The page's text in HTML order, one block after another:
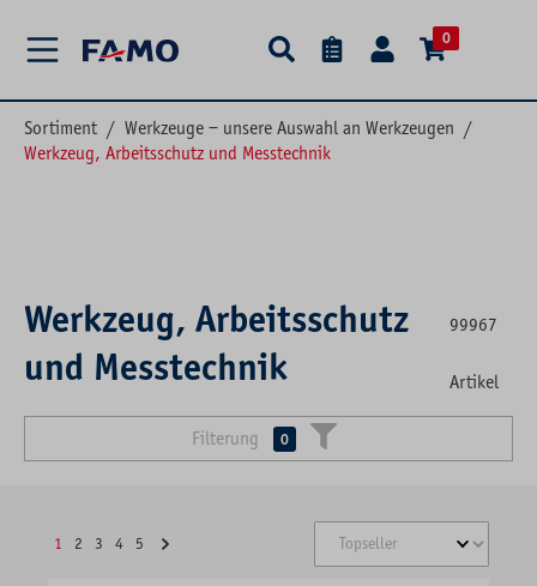
0
Sortiment / Werkzeuge – unsere Auswahl an Werkzeugen /
Werkzeug, Arbeitsschutz und Messtechnik
Werkzeug, Arbeitsschutz
und Messtechnik
99967
Artikel
Filterung 0
1 2 3 4 5